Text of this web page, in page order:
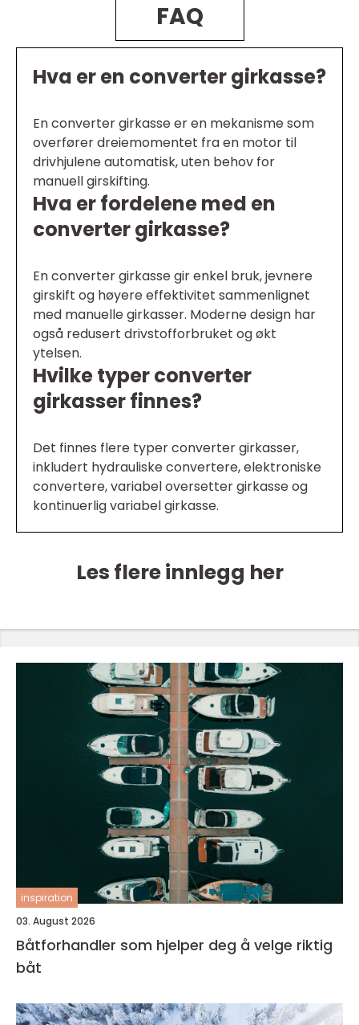
FAQ
Hva er en converter girkasse?
En converter girkasse er en mekanisme som
overfører dreiemomentet fra en motor til
drivhjulene automatisk, uten behov for
manuell girskifting.
Hva er fordelene med en
converter girkasse?
En converter girkasse gir enkel bruk, jevnere
girskift og høyere effektivitet sammenlignet
med manuelle girkasser. Moderne design har
også redusert drivstofforbruket og økt
ytelsen.
Hvilke typer converter
girkasser finnes?
Det finnes flere typer converter girkasser,
inkludert hydrauliske convertere, elektroniske
convertere, variabel oversetter girkasse og
kontinuerlig variabel girkasse.
Les flere innlegg her
inspiration
03. August 2026
Båtforhandler som hjelper deg å velge riktig
båt